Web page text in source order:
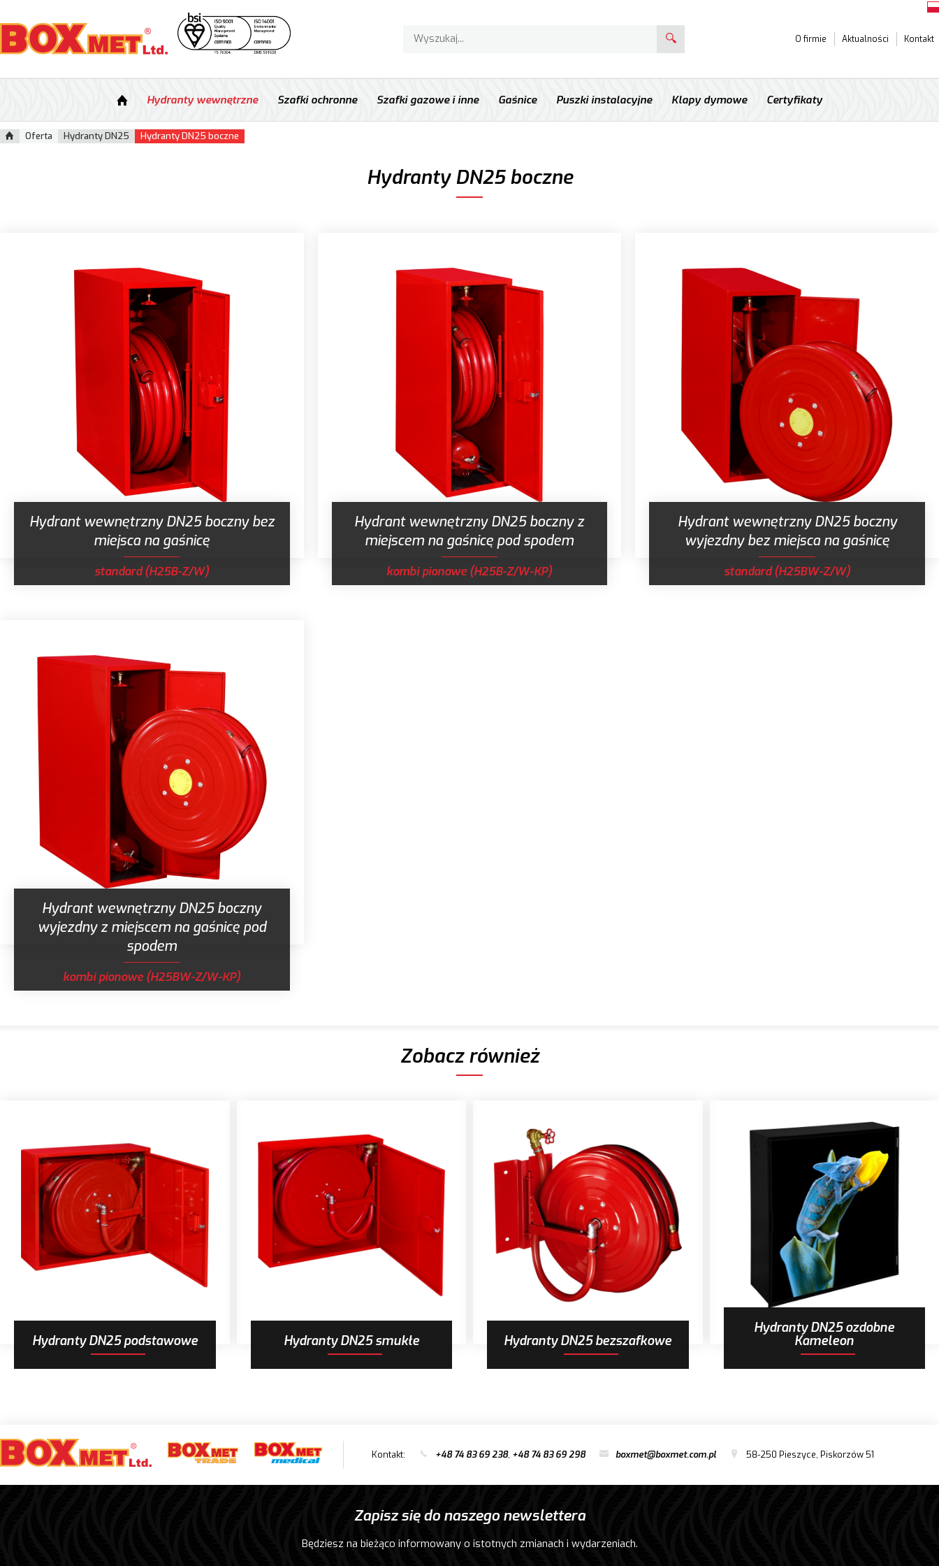
O firmie Aktualności Kontakt
Hydranty wewnętrzne Szafki ochronne Szafki gazowe i inne Gaśnice Puszki instalacyjne Klapy dymowe Certyfikaty
Oferta Hydranty DN25 Hydranty DN25 boczne
Hydranty DN25 boczne
Hydrant wewnętrzny DN25 boczny bez
miejsca na gaśnicę
standard (H25B-Z/W)
Hydrant wewnętrzny DN25 boczny z
miejscem na gaśnicę pod spodem
kombi pionowe (H25B-Z/W-KP)
Hydrant wewnętrzny DN25 boczny
wyjezdny bez miejsca na gaśnicę
standard (H25BW-Z/W)
Hydrant wewnętrzny DN25 boczny
wyjezdny z miejscem na gaśnicę pod
spodem
kombi pionowe (H25BW-Z/W-KP)
Zobacz również
Hydranty DN25 podstawowe Hydranty DN25 smukłe Hydranty DN25 bezszafkowe
Hydranty DN25 ozdobne
Kameleon
Kontakt: +48 74 83 69 238, +48 74 83 69 298 boxmet@boxmet.com.pl 58-250 Pieszyce, Piskorzów 51
Zapisz się do naszego newslettera
Będziesz na bieżąco informowany o istotnych zmianach i wydarzeniach.